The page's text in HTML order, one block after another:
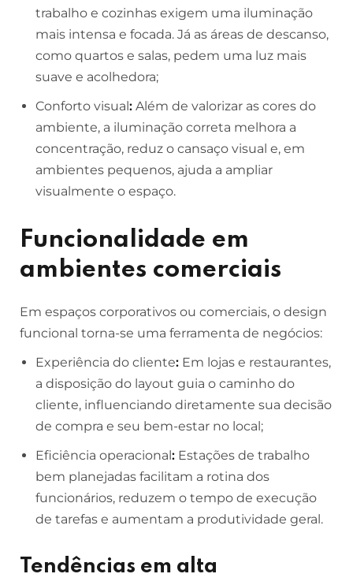
trabalho e cozinhas exigem uma iluminação
mais intensa e focada. Já as áreas de descanso,
como quartos e salas, pedem uma luz mais
suave e acolhedora;
Conforto visual: Além de valorizar as cores do
ambiente, a iluminação correta melhora a
concentração, reduz o cansaço visual e, em
ambientes pequenos, ajuda a ampliar
visualmente o espaço.
Funcionalidade em
ambientes comerciais
Em espaços corporativos ou comerciais, o design
funcional torna-se uma ferramenta de negócios:
Experiência do cliente: Em lojas e restaurantes,
a disposição do layout guia o caminho do
cliente, influenciando diretamente sua decisão
de compra e seu bem-estar no local;
Eficiência operacional: Estações de trabalho
bem planejadas facilitam a rotina dos
funcionários, reduzem o tempo de execução
de tarefas e aumentam a produtividade geral.
Tendências em alta